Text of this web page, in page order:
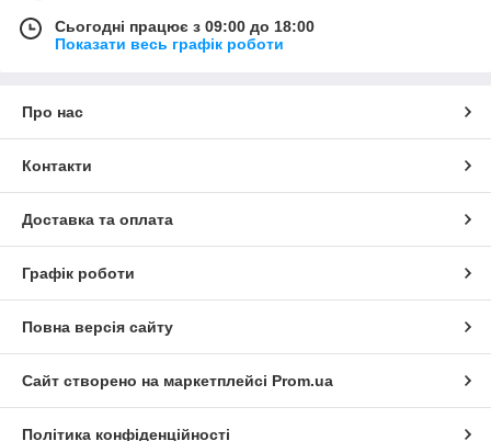
Сьогодні працює з 09:00 до 18:00
Показати весь графік роботи
Про нас
Контакти
Доставка та оплата
Графік роботи
Повна версія сайту
Сайт створено на маркетплейсі Prom.ua
Політика конфіденційності